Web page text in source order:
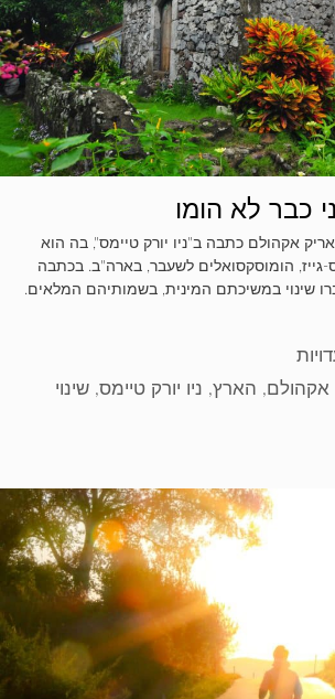
כבר לא הומו
2012 פרסם אריק אקהולם כתבה ב"ניו יורק טיימס", בה הוא
הומוסקסואלים לשעבר, בארה"ב. בכתבה
שינוי במשיכתם המינית, בשמותיהם המלאים.
אקהולם, הארץ, ניו יורק טיימס,שינוי